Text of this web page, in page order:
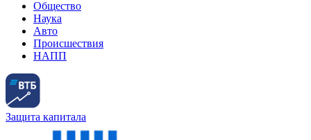
Общество
Наука
Авто
Происшествия
НАПП
Защита капитала